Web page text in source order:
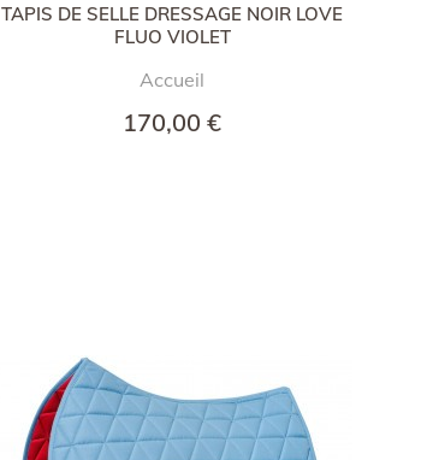
TAPIS DE SELLE DRESSAGE NOIR LOVE
FLUO VIOLET
Accueil
170,00 €